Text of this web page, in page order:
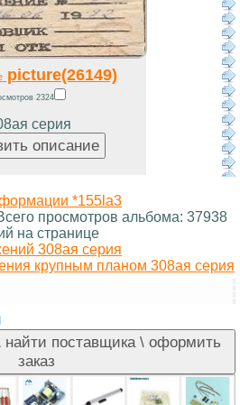
picture(26149)
2324
серия
*155la3
просмотров альбома: 37938
на странице
308ая серия
крупным планом 308ая серия